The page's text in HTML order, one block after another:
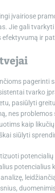
įvairiose
Jie gali
ir
pagerinti
tvarko
pasiūlyti
nes
kaip
siūlyti